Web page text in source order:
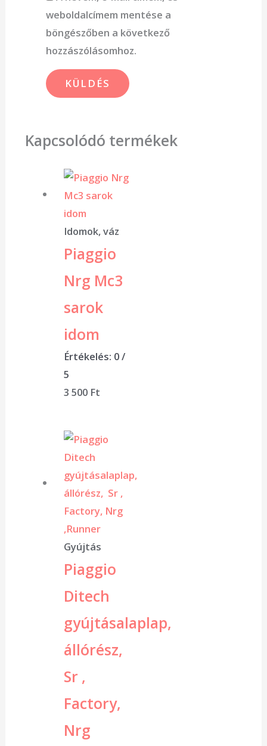
weboldalcímem mentése a
böngészőben a következő
hozzászólásomhoz.
Kapcsolódó termékek
Idomok, váz
Piaggio
Nrg Mc3
sarok
idom
Értékelés: 0/
5
3 500 Ft
Gyújtás
Piaggio
Ditech
gyújtásalaplap,
állórész,
Sr ,
Factory,
Nrg